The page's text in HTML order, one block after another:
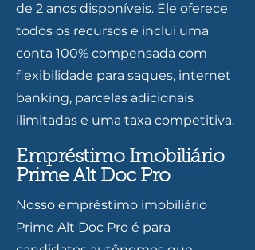
de 2 anos disponíveis. Ele oferece
todos os recursos e inclui uma
conta 100% compensada com
flexibilidade para saques, internet
banking, parcelas adicionais
ilimitadas e uma taxa competitiva.
Empréstimo Imobiliário
Prime Alt Doc Pro
Nosso empréstimo imobiliário
Prime Alt Doc Pro é para